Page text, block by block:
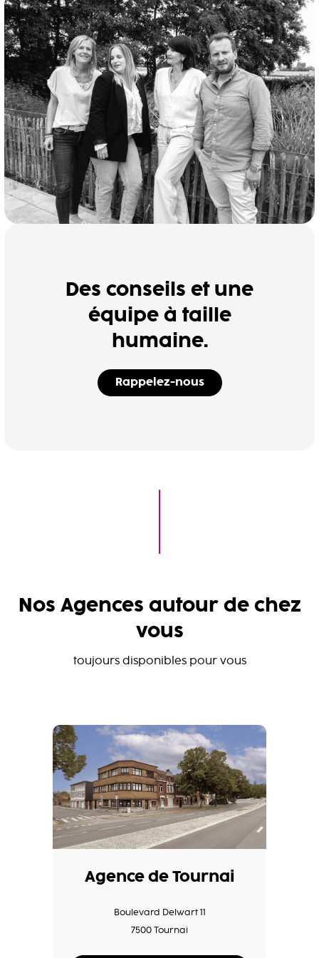
Des conseils et une
équipe à taille
humaine.
Rappelez-nous
Nos Agences autour de chez
vous
toujours disponibles pour vous
Agence de Tournai
Boulevard Delwart 11
7500 Tournai